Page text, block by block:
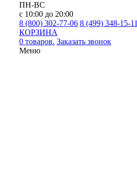
ПН-ВС
с 10:00 до 20:00
8 (800) 302-77-06 8 (499) 348-15-11
КОРЗИНА
0 товаров. Заказать звонок
Меню